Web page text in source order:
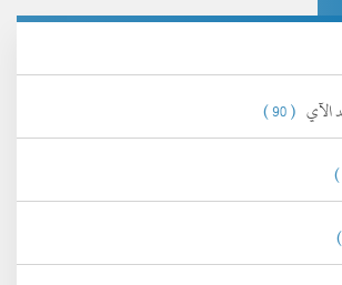
الآي ( 90 )